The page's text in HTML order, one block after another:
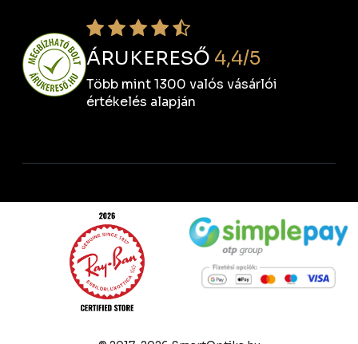
ÁRUKERESŐ 4,4/5
Több mint 1300 valós vásárlói
értékelés alapján